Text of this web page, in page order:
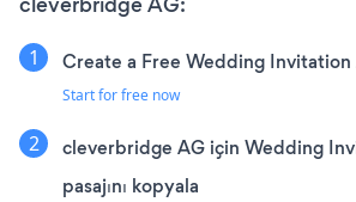
Create a Free Wedding
Start for free now
cleverbridge AG için Wedding
pasajını kopyala